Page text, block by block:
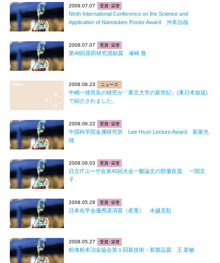
2008.07.07 受賞･栄誉
Ninth International Conference on the Science and
Application of Nanotubes Poster Award 沖本治哉
2008.07.07 受賞･栄誉
第48回原田研究奨励賞 塚崎 敦
2008.06.23 ニュース
中嶋一雄所長の研究が「東北大学の新世紀」(東日本放送)
で紹介されました。
2008.06.22 受賞･栄誉
中国科学院金属研究所 Lee Hsun Lecture Award 新家光
雄
2008.06.03 受賞･栄誉
日立ITユーザ会第45回大会一般論文の部優良賞 一関京
子
2008.05.29 受賞･栄誉
日本化学会優秀講演賞（産業） 水越克彰
2008.05.27 受賞･栄誉
粉体粉末冶金協会第１回新技術・新製品賞 王 新敏